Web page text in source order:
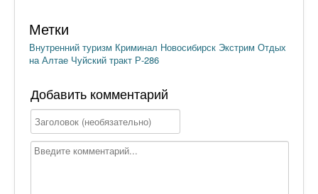
Метки
Внутренний туризм Криминал Новосибирск Экстрим Отдых
на Алтае Чуйский тракт Р-286
Добавить комментарий